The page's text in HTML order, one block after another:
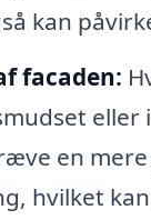
kan
facaden:
eller
en
hvilket